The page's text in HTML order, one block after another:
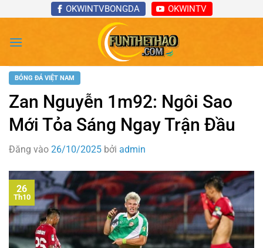
nội
OKWINTVBONGDA OKWINTV
BÓNG ĐÁ VIỆT NAM
Zan Nguyễn 1m92: Ngôi Sao
Mới Tỏa Sáng Ngay Trận Đầu
Đăng vào 26/10/2025 bởi admin
26
Th10